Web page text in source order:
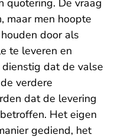
quotering. De vraag
maar men hoopte
door als
te leveren en
dat de valse
verdere
dat de levering
Het eigen
gediend, het